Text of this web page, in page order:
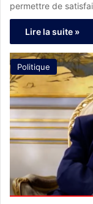
permettre de
Lire la suite »
Politique